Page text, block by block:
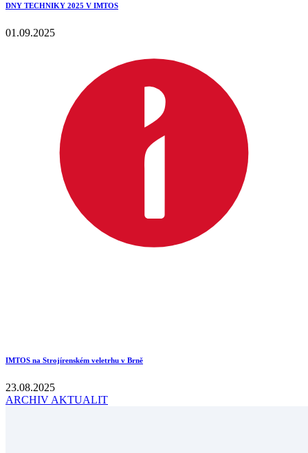
DNY TECHNIKY 2025 V IMTOS
01.09.2025
IMTOS na Strojírenském veletrhu v Brně
23.08.2025
ARCHIV AKTUALIT